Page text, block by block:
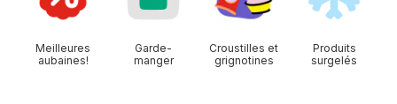
Meilleures
aubaines!
Garde-
manger
Croustilles et
grignotines
Produits
surgelés